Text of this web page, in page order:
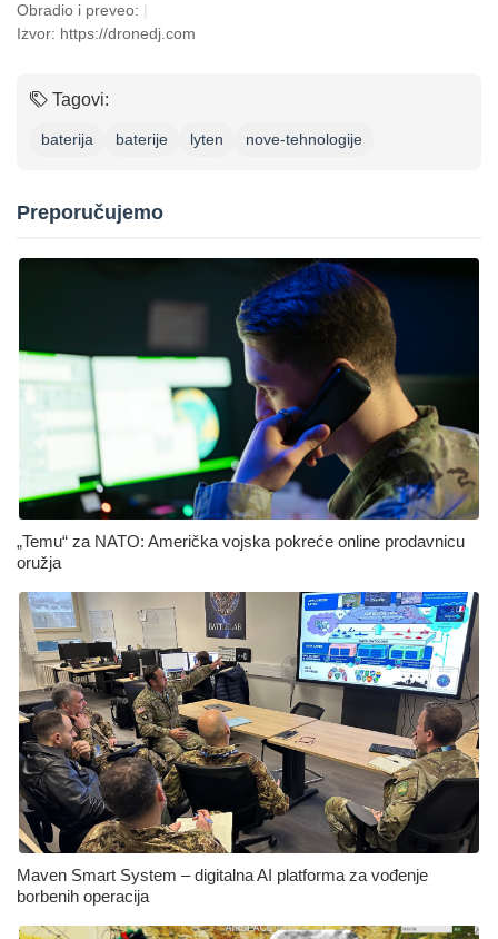
Obradio i preveo: |
Izvor: https://dronedj.com
Tagovi:
baterija baterije lyten nove-tehnologije
Preporučujemo
„Temu“ za NATO: Američka vojska pokreće online prodavnicu
oružja
Maven Smart System – digitalna AI platforma za vođenje
borbenih operacija